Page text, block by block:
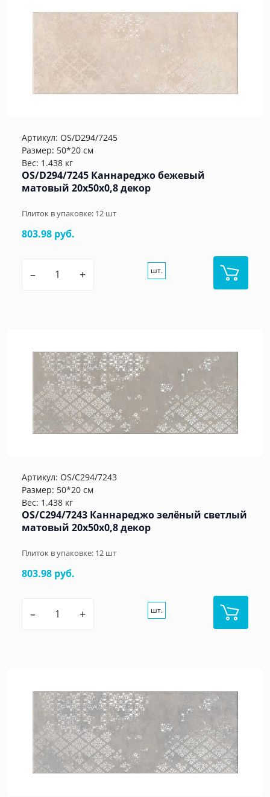
Артикул: OS/D294/7245
Размер: 50*20 см
Вес: 1.438 кг
OS/D294/7245 Каннареджо бежевый
матовый 20x50x0,8 декор
Плиток в упаковке: 12 шт
803.98 руб.
– + шт.
Артикул: OS/C294/7243
Размер: 50*20 см
Вес: 1.438 кг
OS/C294/7243 Каннареджо зелёный светлый
матовый 20x50x0,8 декор
Плиток в упаковке: 12 шт
803.98 руб.
– + шт.